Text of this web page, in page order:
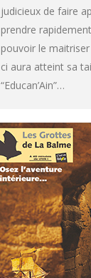
judicieux de faire
prendre
pouvoir le
ci aura atteint sa
“Educan’Ain”…